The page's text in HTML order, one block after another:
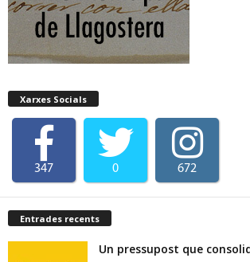
Xarxes Socials
347 0 672
Entrades recents
Un pressupost que